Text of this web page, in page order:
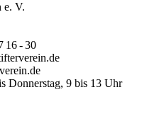
e. V.
16 - 30
Donnerstag, 9 bis 13 Uhr